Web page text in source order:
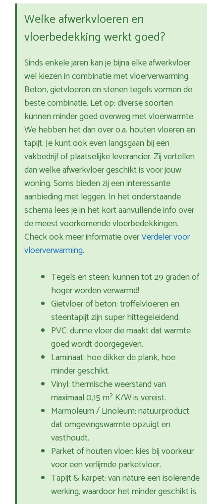
Welke afwerkvloeren en
vloerbedekking werkt goed?
Sinds enkele jaren kan je bijna elke afwerkvloer
wel kiezen in combinatie met vloerverwarming.
Beton, gietvloeren en stenen tegels vormen de
beste combinatie. Let op: diverse soorten
kunnen minder goed overweg met vloerwarmte.
We hebben het dan over o.a. houten vloeren en
tapijt. Je kunt ook even langsgaan bij een
vakbedrijf of plaatselijke leverancier. Zij vertellen
dan welke afwerkvloer geschikt is voor jouw
woning. Soms bieden zij een interessante
aanbieding met leggen. In het onderstaande
schema lees je in het kort aanvullende info over
de meest voorkomende vloerbedekkingen.
Check ook meer informatie overVerdeler voor
vloerverwarming.
Tegels en steen: kunnen tot 29 graden of
hoger worden verwarmd!
Gietvloer of beton: troffelvloeren en
steentapijt zijn super hittegeleidend.
PVC: dunne vloer die maakt dat warmte
goed wordt doorgegeven.
Laminaat: hoe dikker de plank, hoe
minder geschikt.
Vinyl: thermische weerstand van
maximaal 0,15 m² K/W is vereist.
Marmoleum / Linoleum: natuurproduct
dat omgevingswarmte opzuigt en
vasthoudt.
Parket of houten vloer: kies bij voorkeur
voor een verlijmde parketvloer.
Tapijt & karpet: van nature een isolerende
werking, waardoor het minder geschikt is.